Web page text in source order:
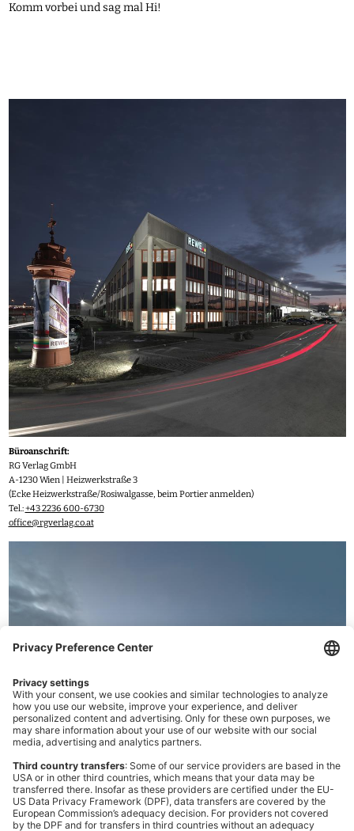
Komm vorbei und sag mal Hi!
Büroanschrift:
RG Verlag GmbH
A-1230 Wien | Heizwerkstraße 3
(Ecke Heizwerkstraße/Rosiwalgasse, beim Portier anmelden)
Tel.:+43 2236 600-6730
office@rgverlag.co.at